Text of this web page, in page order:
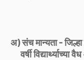
अ) संच मान्यता -
वर्षी